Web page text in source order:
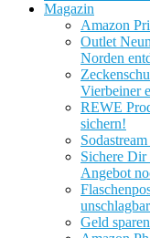
Magazin
Amazon
Outlet
Norden
Vierbeiner
REWE
sichern!
Sichere Dir
Angebot
Geld